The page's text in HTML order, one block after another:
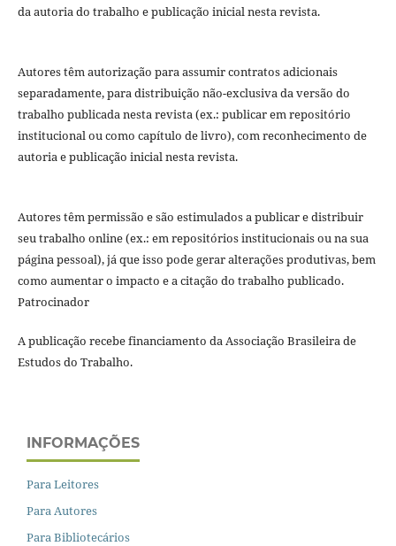
da autoria do trabalho e publicação inicial nesta revista.
Autores têm autorização para assumir contratos adicionais
separadamente, para distribuição não-exclusiva da versão do
trabalho publicada nesta revista (ex.: publicar em repositório
institucional ou como capítulo de livro), com reconhecimento de
autoria e publicação inicial nesta revista.
Autores têm permissão e são estimulados a publicar e distribuir
seu trabalho online (ex.: em repositórios institucionais ou na sua
página pessoal), já que isso pode gerar alterações produtivas, bem
como aumentar o impacto e a citação do trabalho publicado.
Patrocinador
A publicação recebe financiamento da Associação Brasileira de
Estudos do Trabalho.
INFORMAÇÕES
Para Leitores
Para Autores
Para Bibliotecários